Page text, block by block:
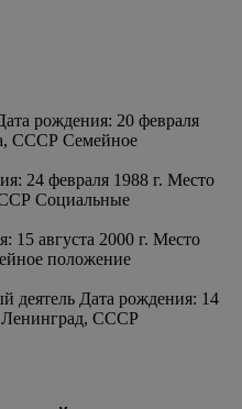
рождения: 20 февраля
СССР Семейное
24 февраля 1988 г. Место
Социальные
15 августа 2000 г. Место
положение
деятель Дата рождения: 14
Ленинград, СССР